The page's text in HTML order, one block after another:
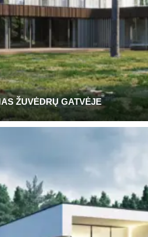
ŽUVĖDRŲ GATVĖJE